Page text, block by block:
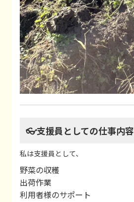
👓支援員としての仕事内容
私は支援員として、
野菜の収穫
出荷作業
利用者様のサポート